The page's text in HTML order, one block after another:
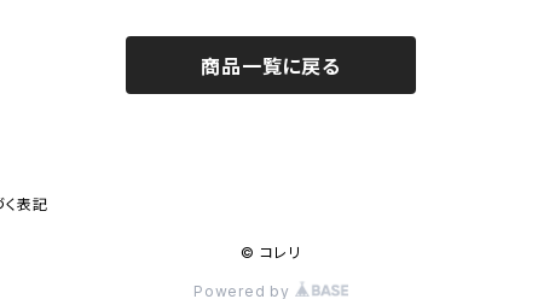
商品一覧に戻る
表記
© コレリ
Powered by